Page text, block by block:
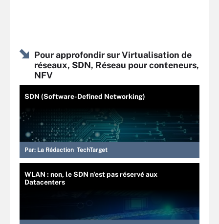
Pour approfondir sur Virtualisation de
réseaux, SDN, Réseau pour conteneurs,
NFV
SDN (Software-Defined Networking)
Par: La Rédaction TechTarget
WLAN : non, le SDN n'est pas réservé aux
Datacenters